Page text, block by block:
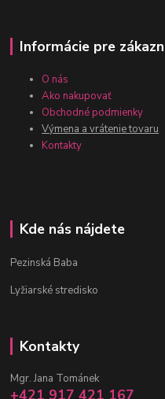
Informácie pre
O nás
Ako nakupovať
Obchodné podmienky
Výmena a vrátenie tovaru
Kontakty
Kde nás nájdete
Pezinská Baba
Lyžiarské stredisko
Kontakty
Mgr. Jana Tománek